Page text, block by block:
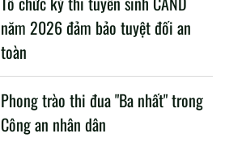
năm 2026 đảm bảo tuyệt đối an
toàn
Phong trào thi đua "Ba nhất" trong
Công an nhân dân